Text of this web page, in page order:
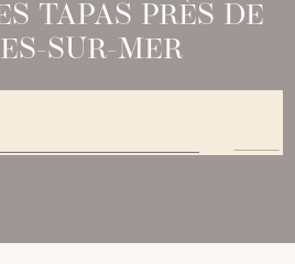
TAPAS PRÈS DE
SUR-MER